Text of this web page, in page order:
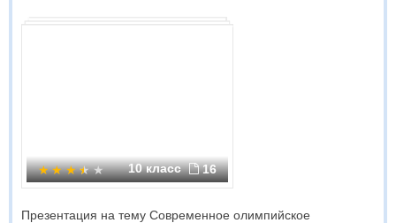
10 класс 16
Презентация на тему Современное олимпийское